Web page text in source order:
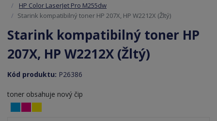
HP Color LaserJet Pro M255dw
Starink kompatibilný toner HP 207X, HP W2212X (Žltý)
Starink kompatibilný toner HP
207X, HP W2212X (Žltý)
Kód produktu: P26386
toner obsahuje nový čip